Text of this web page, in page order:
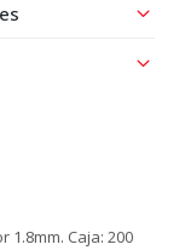
1.8mm. Caja: 200